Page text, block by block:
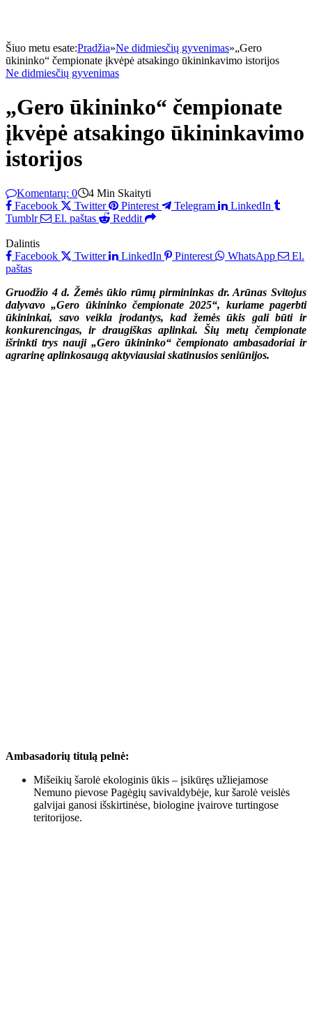
Šiuo metu esate:Pradžia»Ne didmiesčių gyvenimas»„Gero
ūkininko“ čempionate įkvėpė atsakingo ūkininkavimo istorijos
Ne didmiesčių gyvenimas
„Gero ūkininko“ čempionate
įkvėpė atsakingo ūkininkavimo
istorijos
Komentarų: 0
4 Min Skaityti
Facebook
Twitter Pinterest Telegram
LinkedIn
Tumblr
El. paštas Reddit
Dalintis
Facebook
Twitter LinkedIn Pinterest WhatsApp
El.
paštas
Gruodžio 4 d. Žemės ūkio rūmų pirmininkas dr. Arūnas Svitojus
dalyvavo „Gero ūkininko čempionate 2025“, kuriame pagerbti
ūkininkai, savo veikla įrodantys, kad žemės ūkis gali būti ir
konkurencingas, ir draugiškas aplinkai.Šių metų čempionate
išrinkti trys nauji „Gero ūkininko“ čempionato ambasadoriai ir
agrarinę aplinkosaugą aktyviausiai skatinusios seniūnijos.
Ambasadorių titulą pelnė:
Mišeikių šarolė ekologinis ūkis – įsikūręs užliejamose
Nemuno pievose Pagėgių savivaldybėje, kur šarolė veislės
galvijai ganosi išskirtinėse, biologine įvairove turtingose
teritorijose.